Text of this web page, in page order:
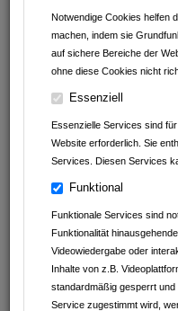
Notwendige Cookies helfen
machen, indem sie
auf sichere Bereiche der
ohne diese Cookies nicht
Essenziell
Essenzielle Services sind
Website erforderlich. Sie
Services. Diesen Services
Funktional
Funktionale Services sind
Funktionalität
Videowiedergabe oder
Inhalte von z.B.
standardmäßig gesperrt
Service zugestimmt wird,
ANGEBOTE VON
Imbiss am Baumarkt
clever fit Mosbach
Leintalzoo Schwaigern
Fachwerk Optik
Kaffeefaktur